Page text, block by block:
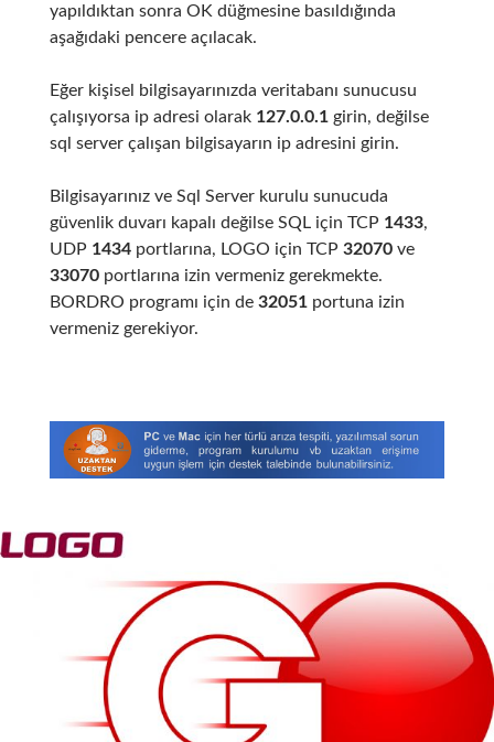
yapıldıktan sonra OK düğmesine basıldığında
aşağıdaki pencere açılacak.
Eğer kişisel bilgisayarınızda veritabanı sunucusu
çalışıyorsa ip adresi olarak 127.0.0.1girin, değilse
sql server çalışan bilgisayarın ip adresini girin.
Bilgisayarınız ve Sql Server kurulu sunucuda
güvenlik duvarı kapalı değilse SQL için TCP 1433,
UDP 1434portlarına, LOGO için TCP 32070ve
33070portlarına izin vermeniz gerekmekte.
BORDRO programı için de 32051portuna izin
vermeniz gerekiyor.